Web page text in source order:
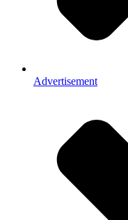
Advertisement